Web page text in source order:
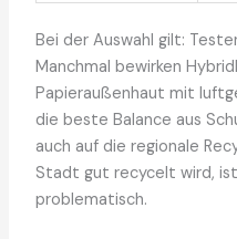
Bei der Auswahl gilt:
Manchmal bewirken
Papieraußenhaut mit
die beste Balance aus
auch auf die regionale
Stadt gut recycelt wird,
problematisch.